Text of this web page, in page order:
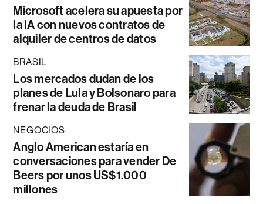
Microsoft acelera su apuesta por
la IA con nuevos contratos de
alquiler de centros de datos
BRASIL
Los mercados dudan de los
planes de Lula y Bolsonaro para
frenar la deuda de Brasil
NEGOCIOS
Anglo American estaría en
conversaciones para vender De
Beers por unos US$1.000
millones